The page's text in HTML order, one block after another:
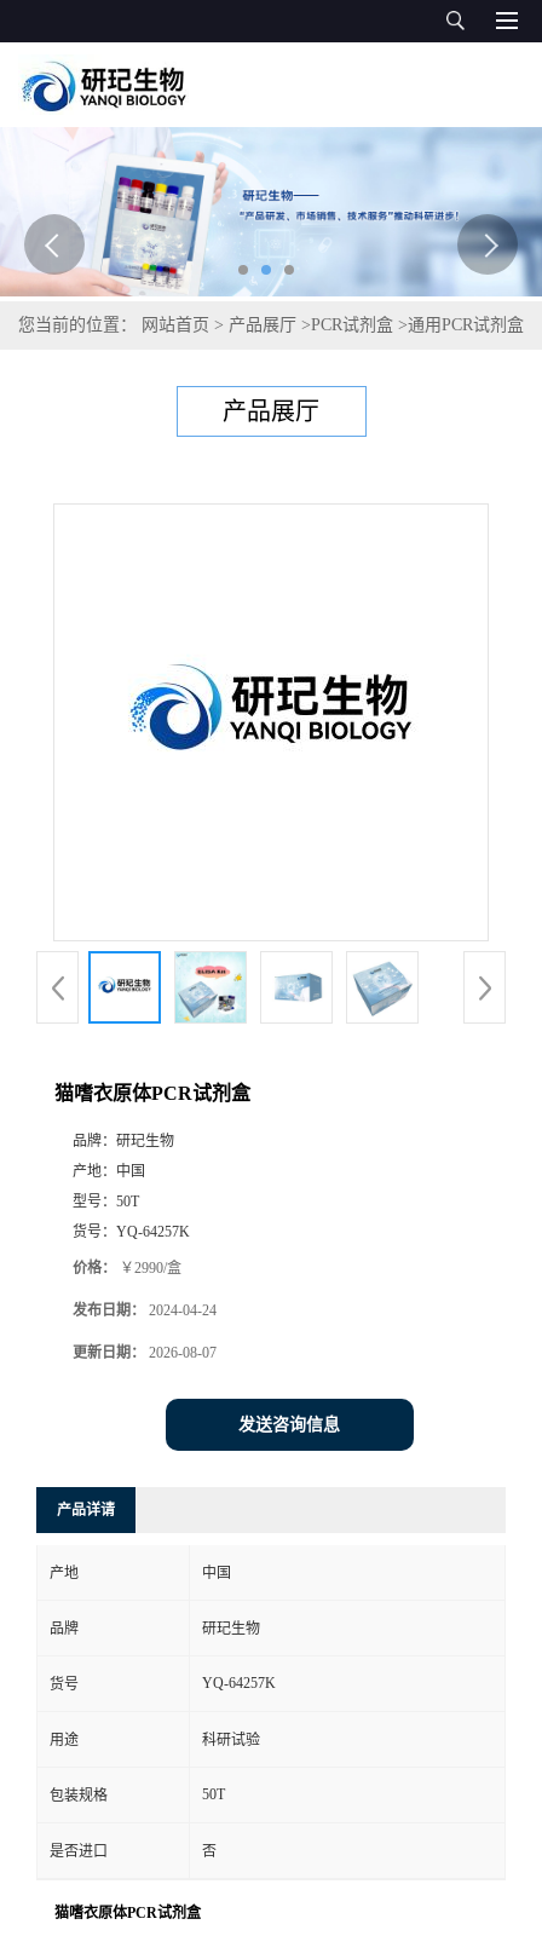
您当前的位置： 网站首页 > 产品展厅 >PCR试剂盒 >通用PCR试剂盒
产品展厅
猫嗜衣原体PCR试剂盒
品牌： 研玘生物
产地： 中国
型号： 50T
货号： YQ-64257K
价格： ￥2990/盒
发布日期： 2024-04-24
更新日期： 2026-08-07
发送咨询信息
产品详请
产地 中国
品牌 研玘生物
货号 YQ-64257K
用途 科研试验
包装规格 50T
是否进口 否
猫嗜衣原体PCR试剂盒